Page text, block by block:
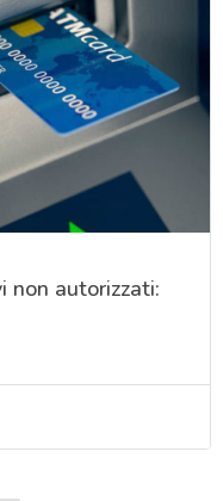
non autorizzati: